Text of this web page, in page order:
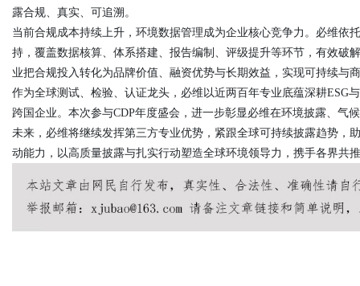
露合规、真实、可追溯。
当前合规成本持续上升，环境数据管理成为企业核心竞争力。必维依
持，覆盖数据核算、体系搭建、报告编制、评级提升等环节，有效破
业把合规投入转化为品牌价值、融资优势与长期效益，实现可持续与
作为全球测试、检验、认证龙头，必维以近两百年专业底蕴深耕ESG
跨国企业。本次参与CDP年度盛会，进一步彰显必维在环境披露、气
未来，必维将继续发挥第三方专业优势，紧跟全球可持续披露趋势，
动能力，以高质量披露与扎实行动塑造全球环境领导力，携手各界共